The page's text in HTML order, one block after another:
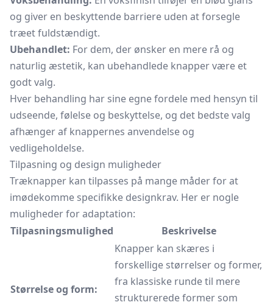
og giver en beskyttende barriere uden at forsegle
træet fuldstændigt.
Ubehandlet: For dem, der ønsker en mere rå og
naturlig æstetik, kan ubehandlede knapper være et
godt valg.
Hver behandling har sine egne fordele med hensyn til
udseende, følelse og beskyttelse, og det bedste valg
afhænger af knappernes anvendelse og
vedligeholdelse.
Tilpasning og design muligheder
Træknapper kan tilpasses på mange måder for at
imødekomme specifikke designkrav. Her er nogle
muligheder for adaptation:
Tilpasningsmulighed
Beskrivelse
Størrelse og form:
Knapper kan skæres i
forskellige størrelser og former,
fra klassiske runde til mere
strukturerede former som